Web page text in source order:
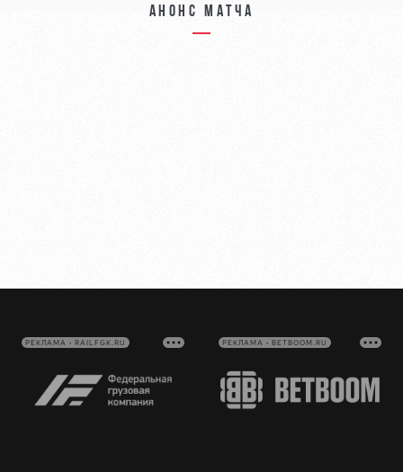
Анонс матча
РЕКЛАМА • RAILFGK.RU РЕКЛАМА • BETBOOM.RU